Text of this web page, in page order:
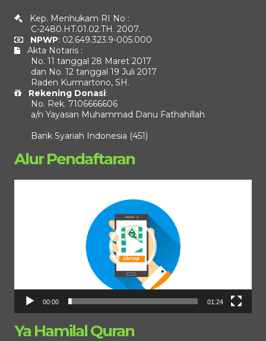
Kep. Menhukam RI No :
C-2480.HT.01.02.TH. 2007.
NPWP: 02.649.323.9-005.000
Akta Notaris :
No. 11 tanggal 28 Maret 2017
dan No. 12 tanggal 19 Juli 2017
Raden Kurmartono, SH.
Rekening Donasi:
No. Rek. 7106666606
a/n Yayasan Muhammad Danu Fathahillah
Bank Syariah Indonesia (451)
Alur Pendaftaran
00:00 01:24
Ya Hamilal Quran